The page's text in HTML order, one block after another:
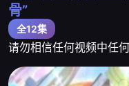
骨”
全12集
请勿相信任何视频中任何